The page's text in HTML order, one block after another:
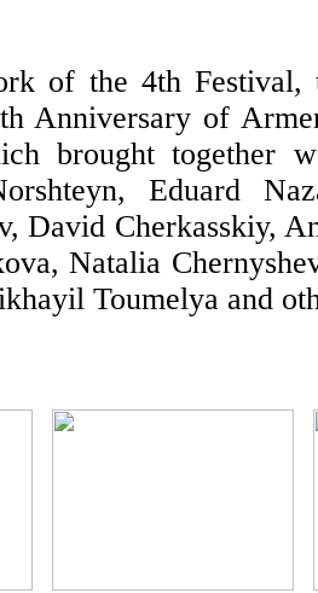
of the 4th Festival,
Anniversary of
brought together
Eduard
David Cherkasskiy,
Natalia
Toumelya and